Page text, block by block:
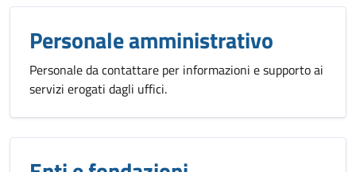
Personale amministrativo
Personale da contattare per informazioni e supporto ai
servizi erogati dagli uffici.